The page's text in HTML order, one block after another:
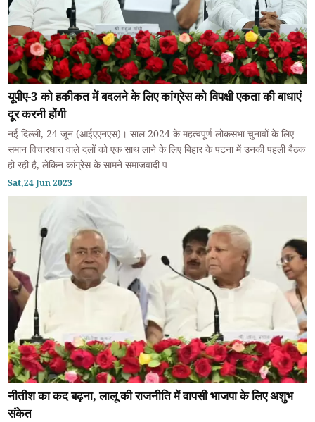
यूपीए-3 को हकीकत में बदलने के लिए कांग्रेस को विपक्षी एकता की बाधाएं
दूर करनी होंगी
नई दिल्ली, 24 जून (आईएएनएस)। साल 2024 के महत्वपूर्ण लोकसभा चुनावों के लिए
समान विचारधारा वाले दलों को एक साथ लाने के लिए बिहार के पटना में उनकी पहली बैठक
हो रही है, लेकिन कांग्रेस के सामने समाजवादी प
Sat,24 Jun 2023
नीतीश का कद बढ़ना, लालू की राजनीति में वापसी भाजपा के लिए अशुभ
संकेत